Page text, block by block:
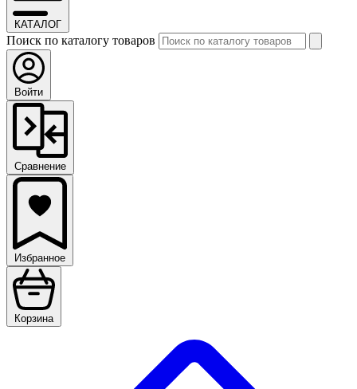
КАТАЛОГ
Поиск по каталогу товаров
Войти
Сравнение
Избранное
Корзина